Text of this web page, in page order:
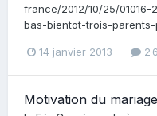
france/2012/10/25/01016-
bas-bientot-trois-
14 janvier 2013 2
Motivation du